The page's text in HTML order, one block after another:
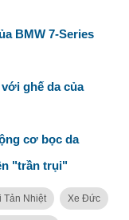
BMW 7-Series
ghế da của
cơ bọc da
"trần trụi"
Tản Nhiệt Xe Đức